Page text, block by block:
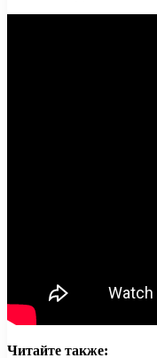
Читайте также: